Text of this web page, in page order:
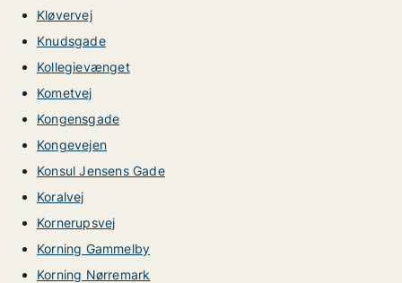
Kløvervej
Knudsgade
Kollegievænget
Kometvej
Kongensgade
Kongevejen
Konsul Jensens Gade
Koralvej
Kornerupsvej
Korning Gammelby
Korning Nørremark